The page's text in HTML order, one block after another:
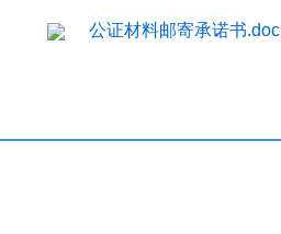
公证材料邮寄承诺书.doc